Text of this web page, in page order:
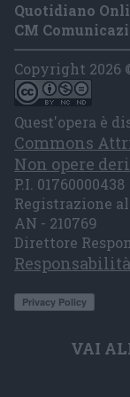
Quotidiano
CM
Copyright 2026
Quest'opera è
Commons
Non opere
P.I. 01760000438
Registrazione
AN - 210769
Direttore
VAI